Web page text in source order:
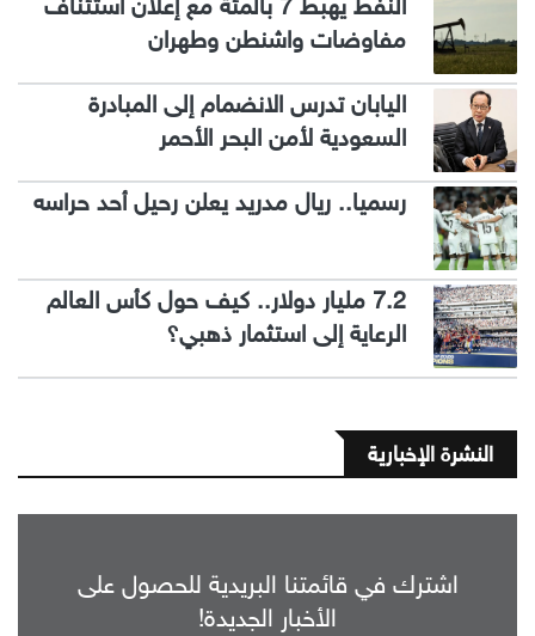
مفاوضات واشنطن وطهران
اليابان تدرس الانضمام إلى المبادرة
السعودية لأمن البحر الأحمر
رسميا.. ريال مدريد يعلن رحيل أحد حراسه
7.2 مليار دولار.. كيف حول كأس العالم
الرعاية إلى استثمار ذهبي؟
النشرة الإخبارية
اشترك في قائمتنا البريدية للحصول على
الأخبار الجديدة!